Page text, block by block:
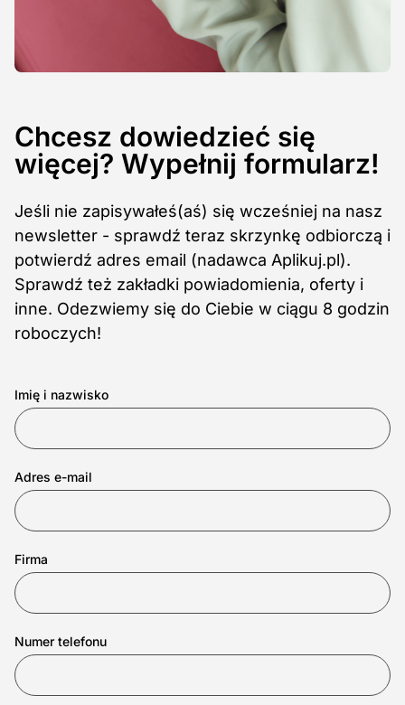
Chcesz dowiedzieć się
więcej? Wypełnij formularz!
Jeśli nie zapisywałeś(aś) się wcześniej na nasz
newsletter - sprawdź teraz skrzynkę odbiorczą i
potwierdź adres email (nadawca Aplikuj.pl).
Sprawdź też zakładki powiadomienia, oferty i
inne. Odezwiemy się do Ciebie w ciągu 8 godzin
roboczych!
Imię i nazwisko
Adres e-mail
Firma
Numer telefonu